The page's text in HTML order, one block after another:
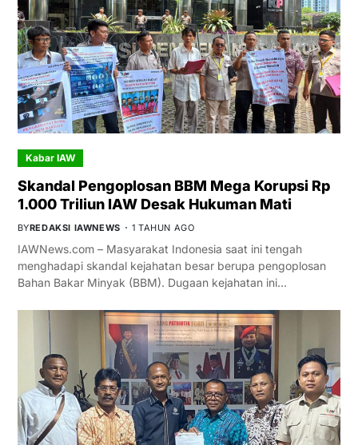
Kabar IAW
Skandal Pengoplosan BBM Mega Korupsi Rp
1.000 Triliun IAW Desak Hukuman Mati
BYREDAKSI IAWNEWS 1 TAHUN AGO
IAWNews.com – Masyarakat Indonesia saat ini tengah
menghadapi skandal kejahatan besar berupa pengoplosan
Bahan Bakar Minyak (BBM). Dugaan kejahatan ini…